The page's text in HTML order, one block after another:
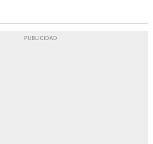
PUBLICIDAD